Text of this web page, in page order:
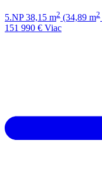
5.NP 38,15 m2 (34,89 m2
151 990 € Viac